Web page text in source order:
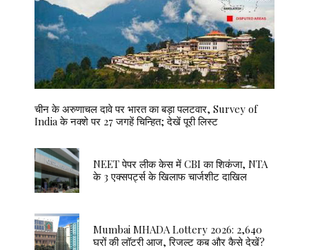
चीन के अरुणाचल दावे पर भारत का बड़ा पलटवार, Survey of
India के नक्शे पर 27 जगहें चिन्हित; देखें पूरी लिस्ट
NEET पेपर लीक केस में CBI का शिकंजा, NTA
के 3 एक्सपर्ट्स के खिलाफ चार्जशीट दाखिल
Mumbai MHADA Lottery 2026: 2,640
घरों की लॉटरी आज, रिजल्ट कब और कैसे देखें?